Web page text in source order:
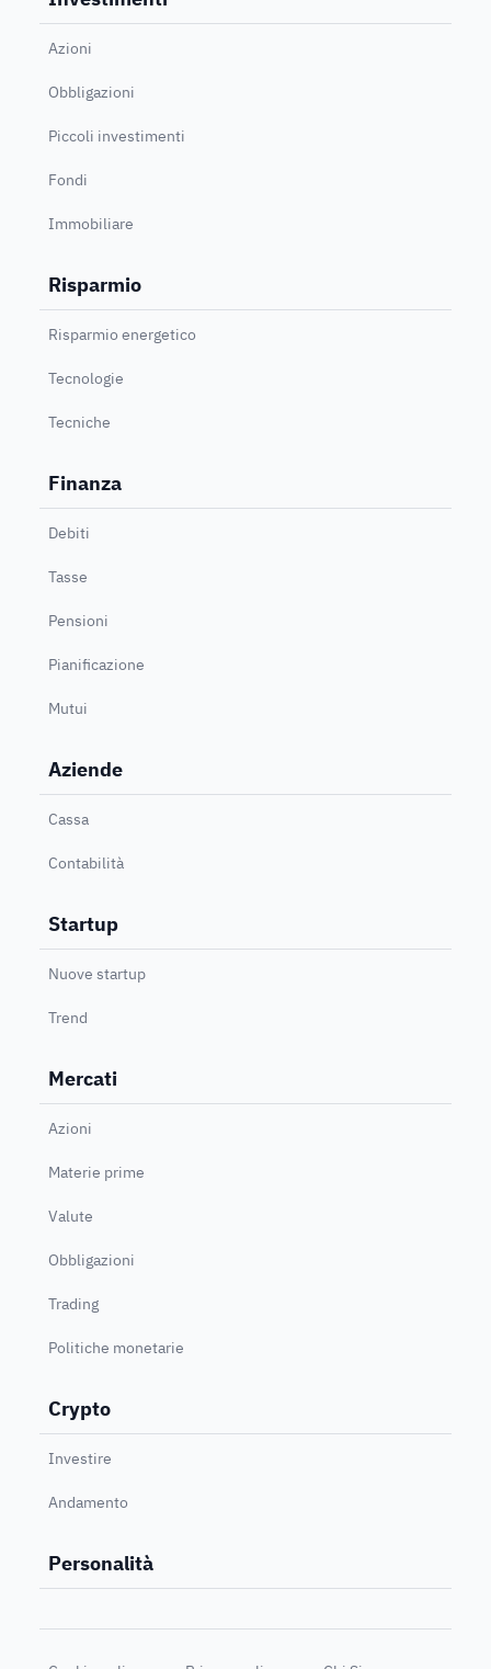
Azioni
Obbligazioni
Piccoli investimenti
Fondi
Immobiliare
Risparmio
Risparmio energetico
Tecnologie
Tecniche
Finanza
Debiti
Tasse
Pensioni
Pianificazione
Mutui
Aziende
Cassa
Contabilità
Startup
Nuove startup
Trend
Mercati
Azioni
Materie prime
Valute
Obbligazioni
Trading
Politiche monetarie
Crypto
Investire
Andamento
Personalità